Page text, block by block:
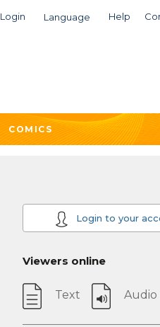
Login Language Help
COMICS
Login to your
Viewers online
Text Audio